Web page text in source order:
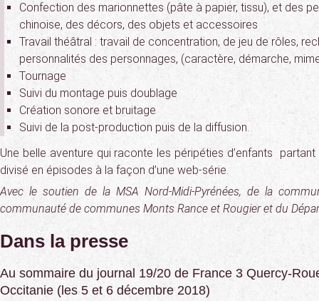
Confection des marionnettes (pâte à papier, tissu), et des
chinoise, des décors, des objets et accessoires
Travail théâtral : travail de concentration, de jeu de rôles,
personnalités des personnages, (caractère, démarche,
Tournage
Suivi du montage puis doublage
Création sonore et bruitage
Suivi de la post-production puis de la diffusion.
Une belle aventure qui raconte les péripéties d’enfants
divisé en épisodes à la façon d’une web-série.
Avec le soutien de la MSA Nord-Midi-Pyrénées, de la
communauté de communes Monts Rance et Rougier et du
Dans la presse
Au sommaire du journal 19/20 de France 3 Quercy-
Occitanie (les 5 et 6 décembre 2018)